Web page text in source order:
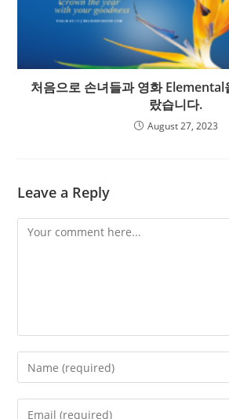
처음으로 손녀들과 영화 Elemental
랐습니다.
August 27, 2023
Leave a Reply
Comment
Enter
your
name
Enter